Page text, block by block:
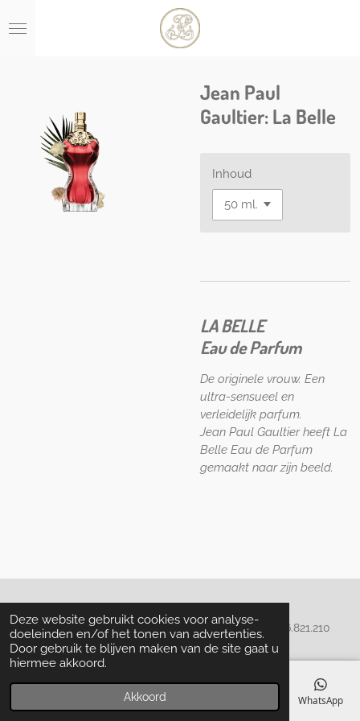
Deze website gebruikt cookies voor analyse-
doeleinden en/of het tonen van advertenties.
Door gebruik te blijven maken van de site gaat u
hiermee akkoord.
Akkoord
direct
Jean Paul
Gaultier: La Belle
Inhoud
LA BELLE
Eau de Parfum
De originele vrouw. Een
ultra-sensueel en
verleidelijk parfum.
Jean Paul Gaultier heeft La
Belle Eau de Parfum
gemaakt naar zijn beeld.
© 2020 - 2022 La Perla Skin & Beauty - BTW: BE
0466.821.210
Telefoonnummer WhatsApp